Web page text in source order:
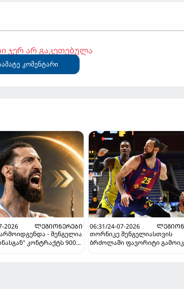
ჯერ არ გაკეთებულა
კომენტარი
2026
ᲚᲔᲒᲘᲝᲜᲔᲠᲔᲑᲘ
- შენგელია
კონტრაქტს 900
06:31/24-07-2026
თორნიკე შენგელიასთვის
ბრძოლაში ფავორიტი